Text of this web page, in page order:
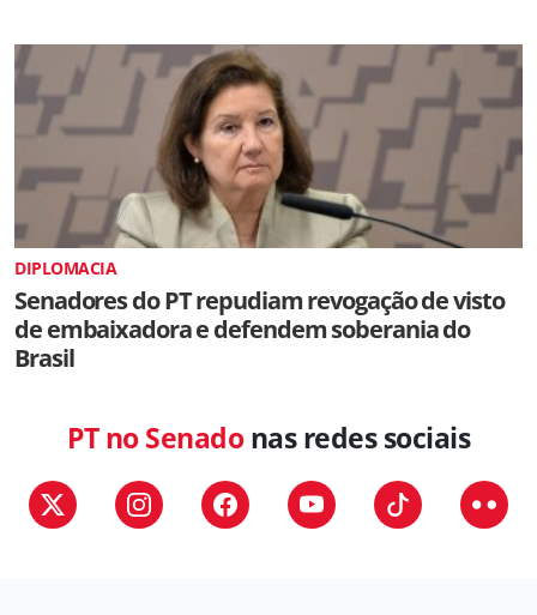
DIPLOMACIA
Senadores do PT repudiam revogação de visto
de embaixadora e defendem soberania do
Brasil
PT no Senadonas redes sociais